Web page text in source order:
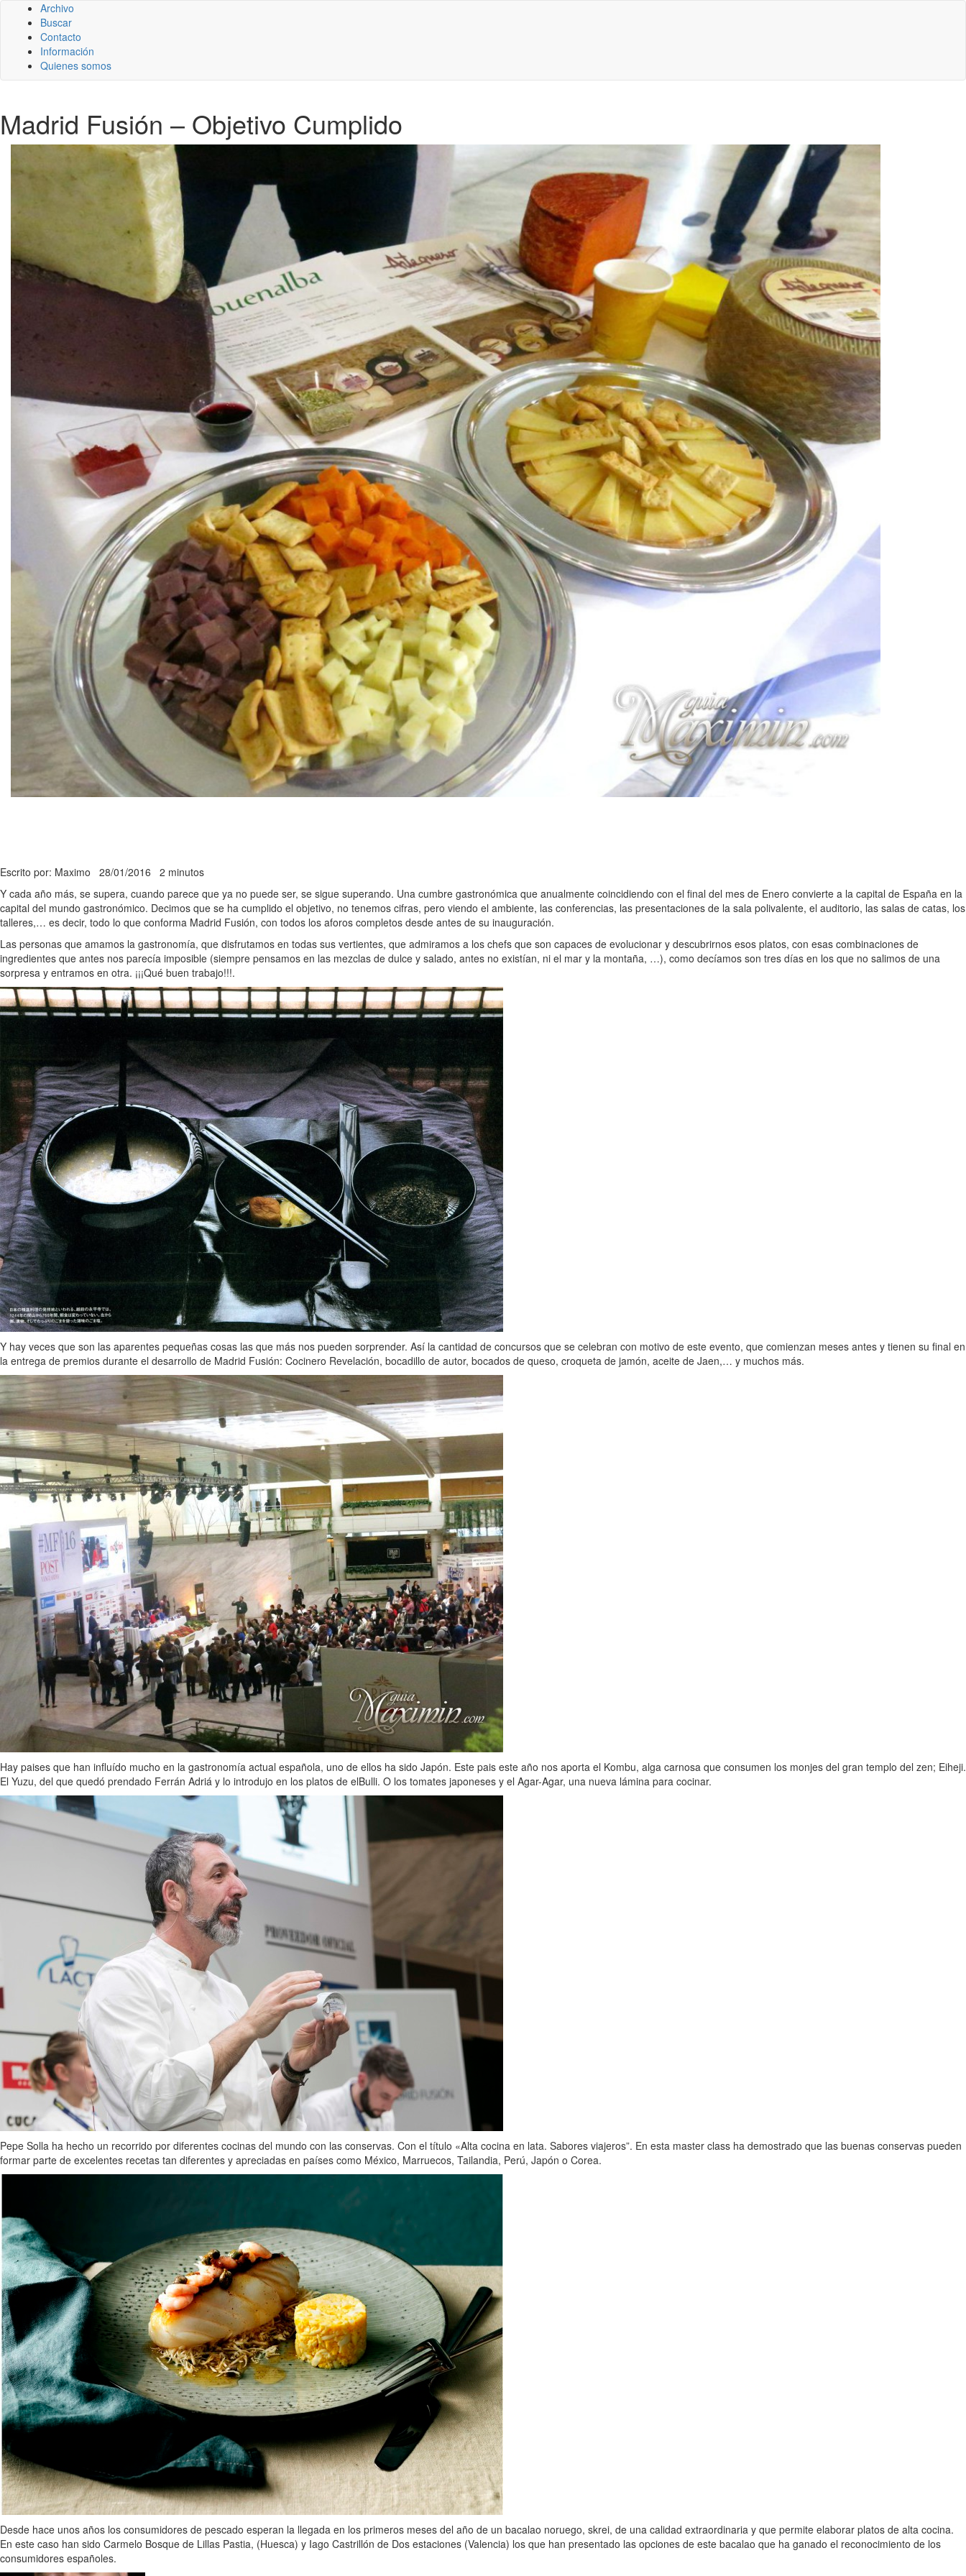
Archivo
Buscar
Contacto
Información
Quienes somos
Madrid Fusión – Objetivo Cumplido
Escrito por: Maximo 28/01/2016 2 minutos
Y cada año más, se supera, cuando parece que ya no puede ser, se sigue superando. Una cumbre gastronómica que anualmente coincidiendo con el final del mes de Enero convierte a la capital de España en la
capital del mundo gastronómico. Decimos que se ha cumplido el objetivo, no tenemos cifras, pero viendo el ambiente, las conferencias, las presentaciones de la sala polivalente, el auditorio, las salas de catas, los
talleres,… es decir, todo lo que conforma Madrid Fusión, con todos los aforos completos desde antes de su inauguración.
Las personas que amamos la gastronomía, que disfrutamos en todas sus vertientes, que admiramos a los chefs que son capaces de evolucionar y descubrirnos esos platos, con esas combinaciones de
ingredientes que antes nos parecía imposible (siempre pensamos en las mezclas de dulce y salado, antes no existían, ni el mar y la montaña, …), como decíamos son tres días en los que no salimos de una
sorpresa y entramos en otra. ¡¡¡Qué buen trabajo!!!.
Y hay veces que son las aparentes pequeñas cosas las que más nos pueden sorprender. Así la cantidad de concursos que se celebran con motivo de este evento, que comienzan meses antes y tienen su final en
la entrega de premios durante el desarrollo de Madrid Fusión: Cocinero Revelación, bocadillo de autor, bocados de queso, croqueta de jamón, aceite de Jaen,… y muchos más.
Hay paises que han influído mucho en la gastronomía actual española, uno de ellos ha sido Japón. Este pais este año nos aporta el Kombu, alga carnosa que consumen los monjes del gran templo del zen; Eiheji.
El Yuzu, del que quedó prendado Ferrán Adriá y lo introdujo en los platos de elBulli. O los tomates japoneses y el Agar-Agar, una nueva lámina para cocinar.
Pepe Solla ha hecho un recorrido por diferentes cocinas del mundo con las conservas. Con el título «Alta cocina en lata. Sabores viajeros”. En esta master class ha demostrado que las buenas conservas pueden
formar parte de excelentes recetas tan diferentes y apreciadas en países como México, Marruecos, Tailandia, Perú, Japón o Corea.
Desde hace unos años los consumidores de pescado esperan la llegada en los primeros meses del año de un bacalao noruego, skrei, de una calidad extraordinaria y que permite elaborar platos de alta cocina.
En este caso han sido Carmelo Bosque de Lillas Pastia, (Huesca) y Iago Castrillón de Dos estaciones (Valencia) los que han presentado las opciones de este bacalao que ha ganado el reconocimiento de los
consumidores españoles.